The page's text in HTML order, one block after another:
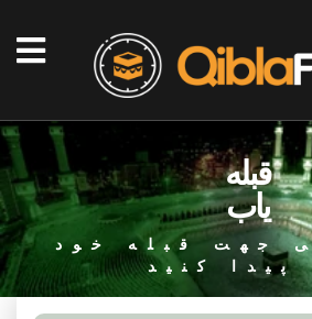
قبله
یاب
جهت قبله خود
پیدا کنید